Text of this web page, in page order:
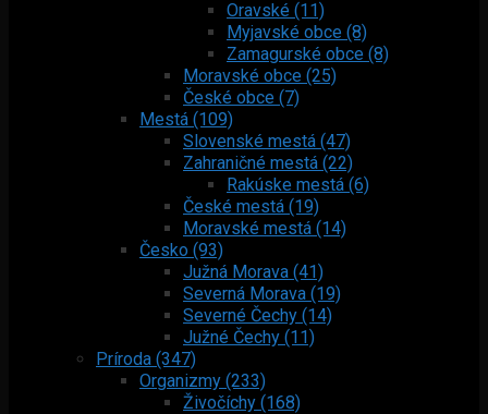
Oravské (11)
Myjavské obce (8)
Zamagurské obce (8)
Moravské obce (25)
České obce (7)
Mestá (109)
Slovenské mestá (47)
Zahraničné mestá (22)
Rakúske mestá (6)
České mestá (19)
Moravské mestá (14)
Česko (93)
Južná Morava (41)
Severná Morava (19)
Severné Čechy (14)
Južné Čechy (11)
Príroda (347)
Organizmy (233)
Živočíchy (168)